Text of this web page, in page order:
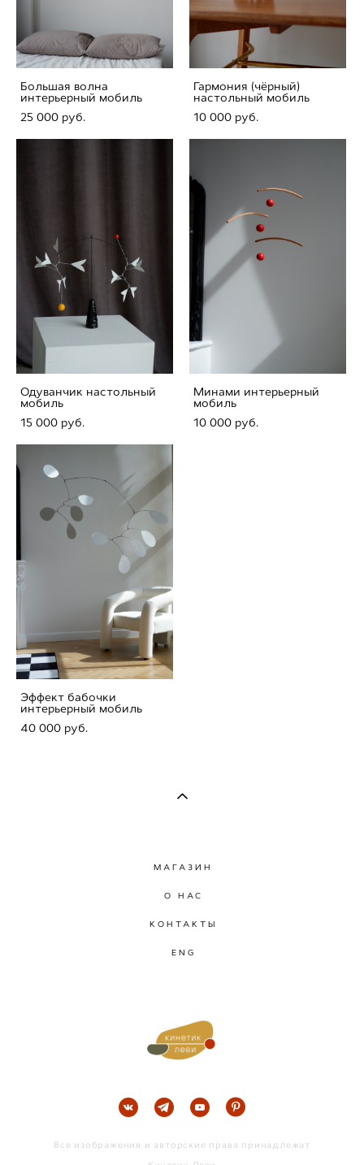
Большая волна
интерьерный мобиль
25 000 pуб.
Гармония (чёрный)
настольный мобиль
10 000 pуб.
Одуванчик настольный
мобиль
15 000 pуб.
Минами интерьерный
мобиль
10 000 pуб.
Эффект бабочки
интерьерный мобиль
40 000 pуб.
МАГАЗИН
О НАС
КОНТАКТЫ
ENG
Все изображения и авторские права принадлежат